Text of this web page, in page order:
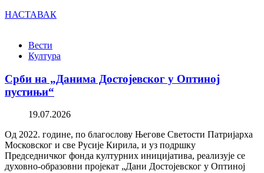
НАСТАВАК
Вести
Култура
Срби на „Данима Достојевског у Оптиној
пустињи“
19.07.2026
Од 2022. године, по благослову Његове Светости Патријарха
Московског и све Русије Кирила, и уз подршку
Председничког фонда културних иницијатива, реализује се
духовно-образовни пројекат „Дани Достојевског у Оптиној